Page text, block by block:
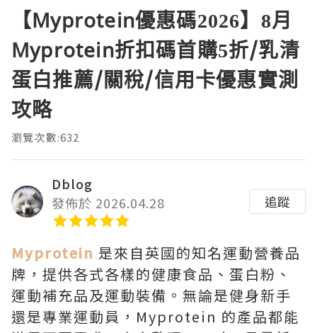
【Myprotein優惠碼2026】8月
Myprotein折扣碼首購5折/乳清
蛋白推薦/關稅/信用卡優惠實測
攻略
瀏覽次數:632
Dblog
發佈於 2026.04.28
追蹤
Myprotein 是來自英國的知名運動營養品
牌，提供各式各樣的健康食品、蛋白粉、
運動補充品及運動裝備。無論是健身新手
還是專業運動員，Myprotein 的產品都能